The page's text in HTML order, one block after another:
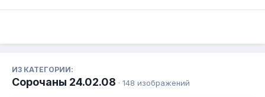
ИЗ КАТЕГОРИИ:
Сорочаны 24.02.08 · 148 изображений